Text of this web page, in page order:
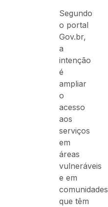
Segundo
o portal
Gov.br,
a
intenção
é
ampliar
o
acesso
aos
serviços
em
áreas
vulneráveis
e em
comunidades
que têm